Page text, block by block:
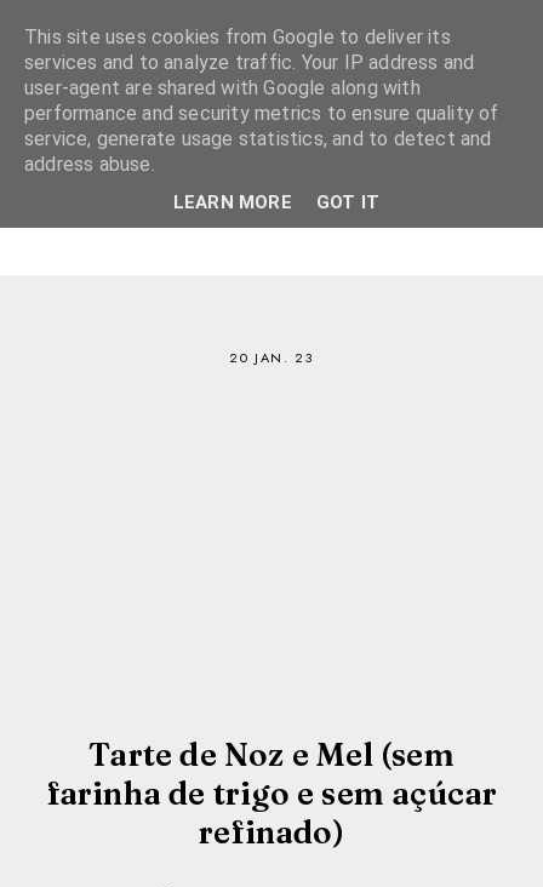
20 JAN. 23
Tarte de Noz e Mel (sem
farinha de trigo e sem açúcar
refinado)
This site uses cookies from Google to deliver its
services and to analyze traffic. Your IP address and
user-agent are shared with Google along with
performance and security metrics to ensure quality of
service, generate usage statistics, and to detect and
address abuse.
LEARN MORE GOT IT